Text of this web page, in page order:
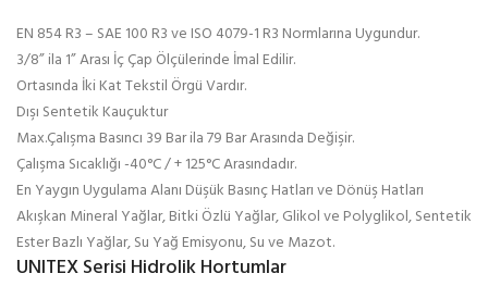
EN 854 R3 – SAE 100 R3 ve ISO 4079-1 R3 Normlarına Uygundur.
3/8” ila 1” Arası İç Çap Ölçülerinde İmal Edilir.
Ortasında İki Kat Tekstil Örgü Vardır.
Dışı Sentetik Kauçuktur
Max.Çalışma Basıncı 39 Bar ila 79 Bar Arasında Değişir.
Çalışma Sıcaklığı -40°C / + 125°C Arasındadır.
En Yaygın Uygulama Alanı Düşük Basınç Hatları ve Dönüş Hatları
Akışkan Mineral Yağlar, Bitki Özlü Yağlar, Glikol ve Polyglikol, Sentetik
Ester Bazlı Yağlar, Su Yağ Emisyonu, Su ve Mazot.
UNITEX Serisi Hidrolik Hortumlar